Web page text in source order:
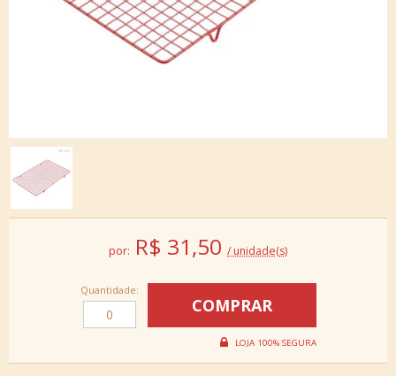
por: R$ 31,50 / unidade(s)
Quantidade: